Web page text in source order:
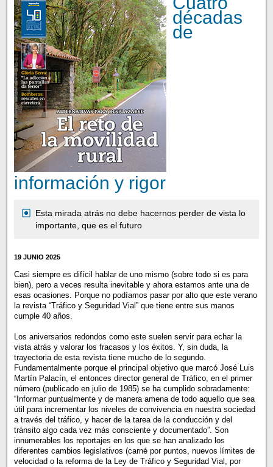
décadas
de
información y rigor
Esta mirada atrás no debe hacernos perder de vista lo
importante, que es el futuro
19 JUNIO 2025
Casi siempre es difícil hablar de uno mismo (sobre todo si es para
bien), pero a veces resulta inevitable y ahora estamos ante una de
esas ocasiones. Porque no podíamos pasar por alto que este verano
la revista “Tráfico y Seguridad Vial” que tiene entre sus manos
cumple 40 años.
Los aniversarios redondos como este suelen servir para echar la
vista atrás y valorar los fracasos y los éxitos. Y, sin duda, la
trayectoria de esta revista tiene mucho de lo segundo.
Fundamentalmente porque el principal objetivo que marcó José Luis
Martín Palacín, el entonces director general de Tráfico, en el primer
número (publicado en julio de 1985) se ha cumplido sobradamente:
“Informar puntualmente y de manera amena de todo aquello que sea
útil para incrementar los niveles de convivencia en nuestra sociedad
a través del tráfico, y hacer de la tarea de la conducción y del
tránsito algo cada vez más consciente y documentado”. Son
innumerables los reportajes en los que se han analizado los
diferentes cambios legislativos (carné por puntos, nuevos límites de
velocidad o la reforma de la Ley de Tráfico y Seguridad Vial, por